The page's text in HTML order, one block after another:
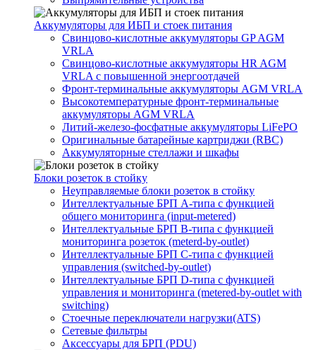
Аккумуляторы для ИБП и стоек питания
Свинцово-кислотные аккумуляторы GP AGM
VRLA
Свинцово-кислотные аккумуляторы HR AGM
VRLA с повышенной энергоотдачей
Фронт-терминальные аккумуляторы AGM VRLA
Высокотемпературные фронт-терминальные
аккумуляторы AGM VRLA
Литий-железо-фосфатные аккумуляторы LiFePO
Оригинальные батарейные картриджи (RBC)
Аккумуляторные стеллажи и шкафы
Блоки розеток в стойку
Неуправляемые блоки розеток в стойку
Интеллектуальные БРП А-типа с функцией
общего мониторинга (input-metered)
Интеллектуальные БРП B-типа с функцией
мониторинга розеток (meterd-by-outlet)
Интеллектуальные БРП C-типа с функцией
управления (switched-by-outlet)
Интеллектуальные БРП D-типа с функцией
управления и мониторинга (metered-by-outlet with
switching)
Стоечные переключатели нагрузки(ATS)
Сетевые фильтры
Аксессуары для БРП (PDU)